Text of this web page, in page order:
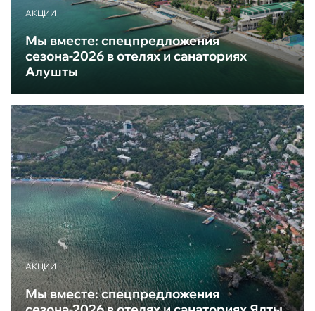
АКЦИИ
Мы вместе: спецпредложения
сезона-2026 в отелях и санаториях
Алушты
АКЦИИ
Мы вместе: спецпредложения